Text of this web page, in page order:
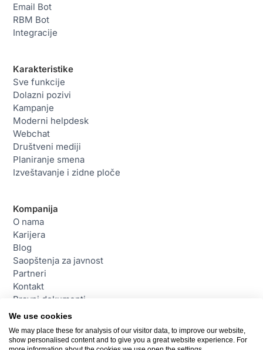
Email Bot
RBM Bot
Integracije
Karakteristike
Sve funkcije
Dolazni pozivi
Kampanje
Moderni helpdesk
Webchat
Društveni mediji
Planiranje smena
Izveštavanje i zidne ploče
Kompanija
O nama
Karijera
Blog
Saopštenja za javnost
Partneri
Kontakt
Pravni dokumenti
Kontakt
We use cookies
We may place these for analysis of our visitor data, to improve our website,
show personalised content and to give you a great website experience. For